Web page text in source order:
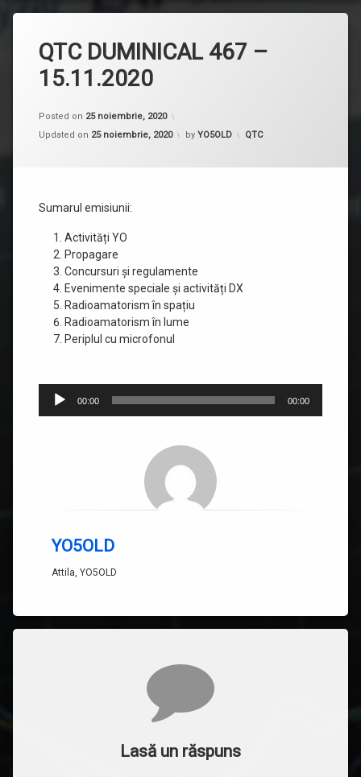
QTC DUMINICAL 467 –
15.11.2020
Posted on 25 noiembrie, 2020
Updated on 25 noiembrie, 2020 by YO5OLD Categorii:
QTC
Sumarul emisiunii:
Activități YO
Propagare
Concursuri și regulamente
Evenimente speciale și activități DX
Radioamatorism în spațiu
Radioamatorism în lume
Periplul cu microfonul
Player
audio
00:00 00:00
YO5OLD
Attila, YO5OLD
Lasă un răspuns